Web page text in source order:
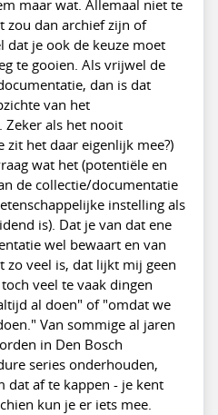
maar wat. Allemaal niet te
zou dan archief zijn of
dat je ook de keuze moet
te gooien. Als vrijwel de
dan is dat
van het
Zeker als het nooit
zit het daar eigenlijk mee?)
wat het (potentiële en
de collectie/documentatie
instelling als
is). Dat je van dat ene
wel bewaart en van
zo veel is, dat lijkt mij geen
veel te vaak dingen
al doen" of "omdat we
Van sommige al jaren
in Den Bosch
series onderhouden,
dat af te kappen - je kent
kun je er iets mee.